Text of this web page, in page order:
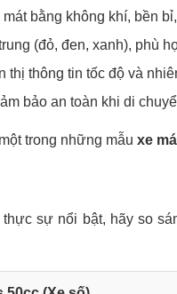
bằng không khí, bền
(đỏ, đen, xanh), phù
thị thông tin tốc độ và
bảo an toàn khi di
trong những mẫu xe
sự nổi bật, hãy so